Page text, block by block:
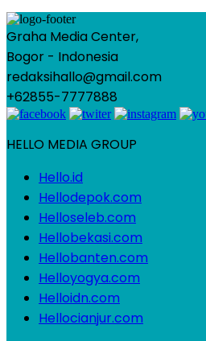
Graha Media Center,
Bogor - Indonesia
redaksihallo@gmail.com
+62855-7777888
HELLO MEDIA GROUP
Hello.id
Hellodepok.com
Helloseleb.com
Hellobekasi.com
Hellobanten.com
Helloyogya.com
Helloidn.com
Hellocianjur.com